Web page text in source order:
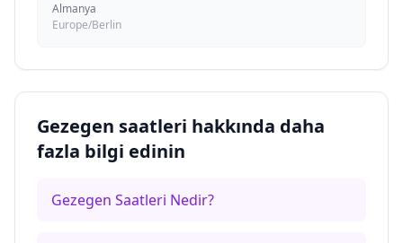
Almanya
Europe/Berlin
Gezegen saatleri hakkında daha
fazla bilgi edinin
Gezegen Saatleri Nedir?